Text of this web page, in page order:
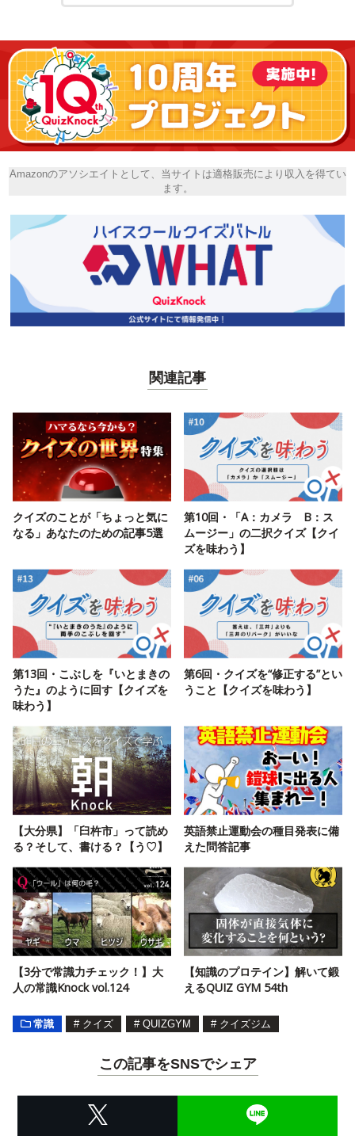
Amazonのアソシエイトとして、当サイトは適格販売により収入を得てい
ます。
関連記事
クイズのことが「ちょっと気に
なる」あなたのための記事5選
第10回・「A：カメラ B：ス
ムージー」の二択クイズ【クイ
ズを味わう】
第13回・こぶしを『いとまきの
うた』のように回す【クイズを
味わう】
第6回・クイズを“修正する”とい
うこと【クイズを味わう】
【大分県】「臼杵市」って読め
る？そして、書ける？【う♡】
英語禁止運動会の種目発表に備
えた問答記事
【3分で常識力チェック！】大
人の常識Knock vol.124
【知識のプロテイン】解いて鍛
えるQUIZ GYM 54th
常識 # クイズ # QUIZGYM # クイズジム
この記事をSNSでシェア